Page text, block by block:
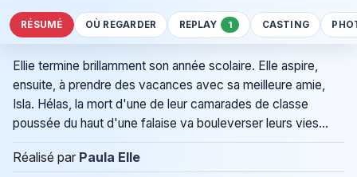
RÉSUMÉ OÙ REGARDER REPLAY 1 CASTING
Ellie termine brillamment son année scolaire. Elle aspire,
ensuite, à prendre des vacances avec sa meilleure amie,
Isla. Hélas, la mort d'une de leur camarades de classe
poussée du haut d'une falaise va bouleverser leurs vies...
Réalisé par Paula Elle